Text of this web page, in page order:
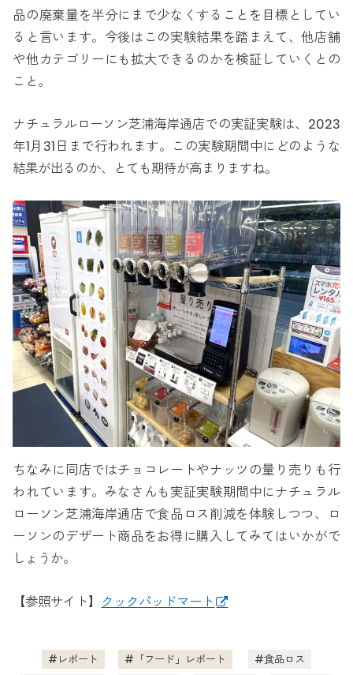
品の廃棄量を半分にまで少なくすることを目標としてい
ると言います。今後はこの実験結果を踏まえて、他店舗
や他カテゴリーにも拡大できるのかを検証していくとの
こと。
ナチュラルローソン芝浦海岸通店での実証実験は、2023
年1月31日まで行われます。この実験期間中にどのような
結果が出るのか、とても期待が高まりますね。
ちなみに同店ではチョコレートやナッツの量り売りも行
われています。みなさんも実証実験期間中にナチュラル
ローソン芝浦海岸通店で食品ロス削減を体験しつつ、ロ
ーソンのデザート商品をお得に購入してみてはいかがで
しょうか。
【参照サイト】 クックパッドマート
レポート 「フード」レポート
食品ロス